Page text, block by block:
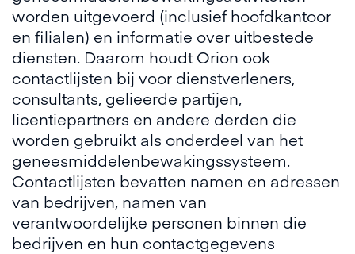
worden uitgevoerd (inclusief hoofdkantoor
en filialen) en informatie over uitbestede
diensten. Daarom houdt Orion ook
contactlijsten bij voor dienstverleners,
consultants, gelieerde partijen,
licentiepartners en andere derden die
worden gebruikt als onderdeel van het
geneesmiddelenbewakingssysteem.
Contactlijsten bevatten namen en adressen
van bedrijven, namen van
verantwoordelijke personen binnen die
bedrijven en hun contactgegevens